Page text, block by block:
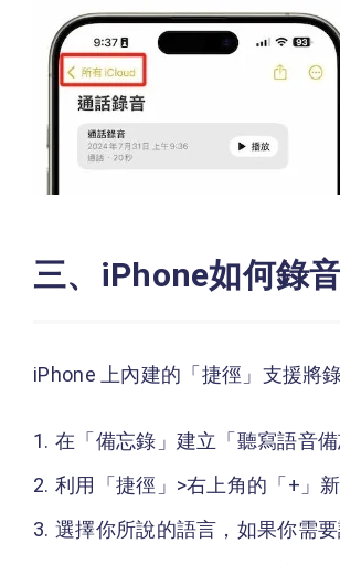
三、iPhone如何錄
iPhone 上內建的「捷徑」支援將
在「備忘錄」建立「聽寫語音備
利用「捷徑」>右上角的「+」
選擇你所說的語言，如果你需